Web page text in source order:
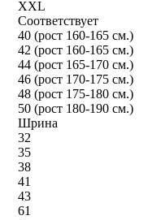
XXL
Соответствует
40 (рост 160-165 см.)
42 (рост 160-165 см.)
44 (рост 165-170 см.)
46 (рост 170-175 см.)
48 (рост 175-180 см.)
50 (рост 180-190 см.)
Шрина
32
35
38
41
43
61